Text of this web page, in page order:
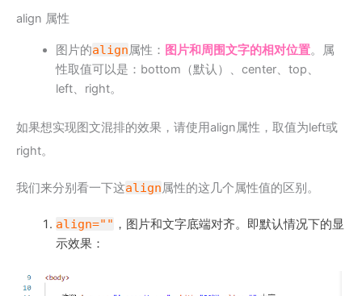
align 属性
图片的align属性： 图片和周围文字的相对位置。属
性取值可以是：bottom（默认）、center、top、
left、right。
如果想实现图文混排的效果，请使用align属性，取值为left或
right。
我们来分别看一下这align属性的这几个属性值的区别。
align="" ，图片和文字底端对齐。即默认情况下的显
示效果：